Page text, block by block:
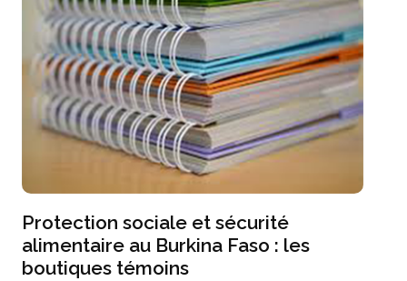
Protection sociale et sécurité
alimentaire au Burkina Faso : les
boutiques témoins